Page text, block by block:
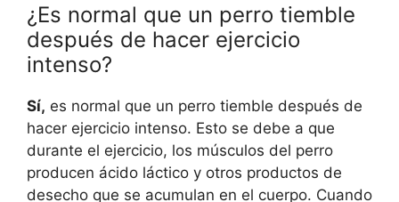
¿Es normal que un perro tiemble
después de hacer ejercicio
intenso?
Sí, es normal que un perro tiemble después de
hacer ejercicio intenso. Esto se debe a que
durante el ejercicio, los músculos del perro
producen ácido láctico y otros productos de
desecho que se acumulan en el cuerpo. Cuando